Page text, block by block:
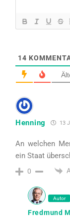
14
Henning 13
An welchen
ein Staat
0
Autor
Fredmund